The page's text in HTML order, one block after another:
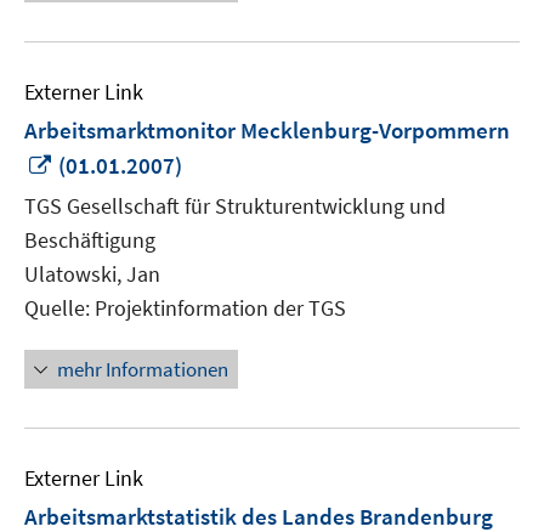
Externer Link
Arbeitsmarktmonitor Mecklenburg-Vorpommern
In
neuem
Fenster
öffnen
(01.01.2007)
TGS Gesellschaft für Strukturentwicklung und
Beschäftigung
Ulatowski, Jan
Quelle: Projektinformation der TGS
mehr Informationen
Externer Link
Arbeitsmarktstatistik des Landes Brandenburg